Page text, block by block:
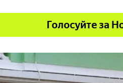
Голосуйте за